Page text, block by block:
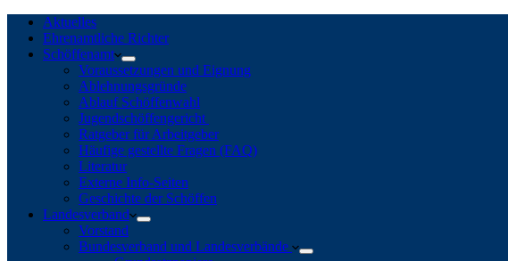
Aktuelles
Ehrenamtliche Richter
Schöffenamt
Voraussetzungen und Eignung
Ablehnungsgründe
Ablauf Schöffenwahl
Jugendschöffengericht
Ratgeber für Arbeitgeber
Häufige gestellte Fragen (FAQ)
Literatur
Externe Info-Seiten
Geschichte der Schöffen
Landesverband
Vorstand
Bundesverband und Landesverbände